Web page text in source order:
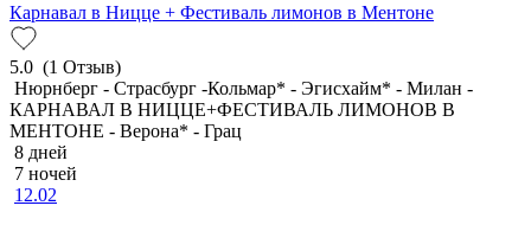
Карнавал в Ницце + Фестиваль лимонов в Ментоне
5.0 (1 Отзыв)
Нюрнберг - Страсбург -Кольмар* - Эгисхайм* - Милан -
КАРНАВАЛ В НИЦЦЕ+ФЕСТИВАЛЬ ЛИМОНОВ В
МЕНТОНЕ - Верона* - Грац
8 дней
7 ночей
12.02